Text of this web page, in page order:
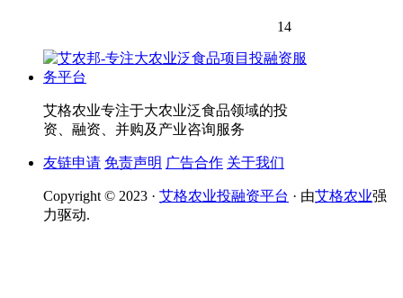
14
艾格农业专注于大农业泛食品领域的投
资、融资、并购及产业咨询服务
友链申请 免责声明 广告合作 关于我们
Copyright © 2023 · 艾格农业投融资平台 · 由艾格农业强
力驱动.